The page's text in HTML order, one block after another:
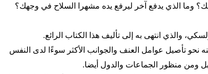
وما الذي يدفع آخر ليرفع يده مشهرا السلاح في وجهك؟
والذي انتهى به إلى تأليف هذا الكتاب الرائع.
نحو تأصيل عوامل العنف والجوانب الأكثر سوءًا لدى النفس
ومن منظور الجماعات والدول أيضا.